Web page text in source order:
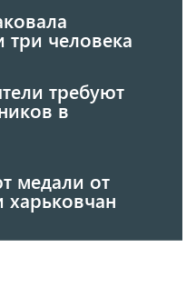
три человека
требуют
в
медали от
харьковчан